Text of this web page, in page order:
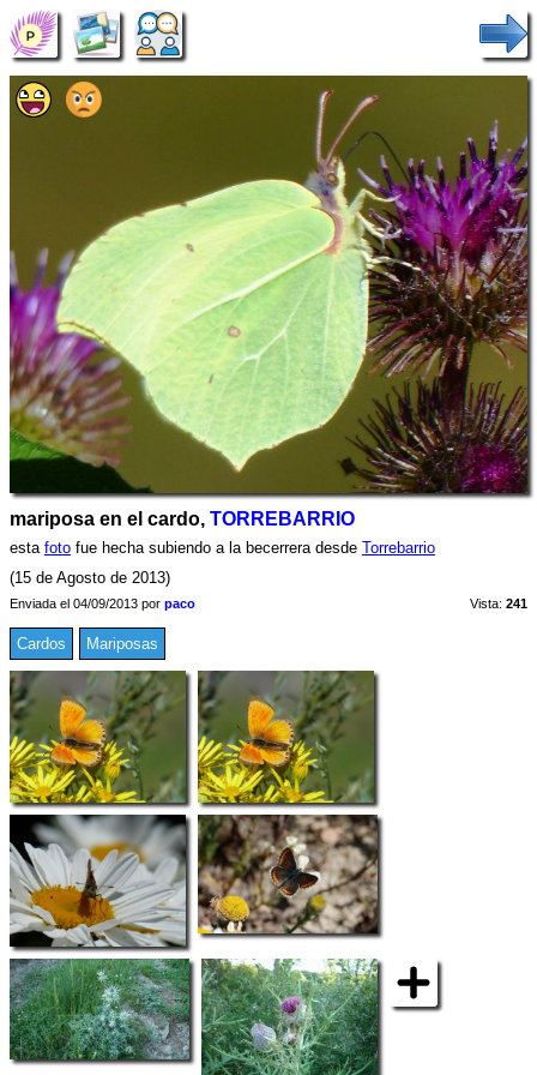
mariposa en el cardo, TORREBARRIO
esta foto fue hecha subiendo a la becerrera desde Torrebarrio
(15 de Agosto de 2013)
Enviada el 04/09/2013 por paco Vista: 241
Cardos Mariposas